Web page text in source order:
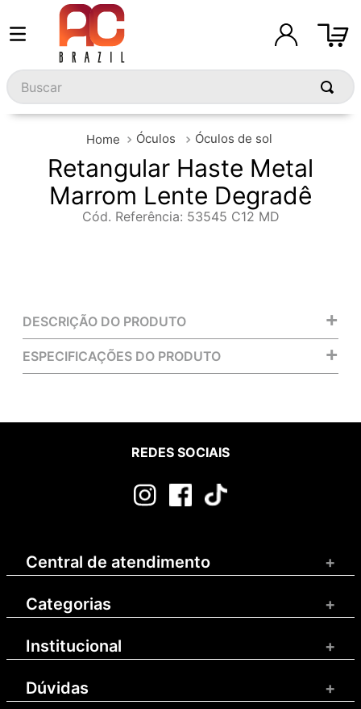
Buscar
Óculos Óculos de sol
Retangular Haste Metal
Marrom Lente Degradê
Cód. Referência: 53545 C12 MD
DESCRIÇÃO DO PRODUTO +
ESPECIFICAÇÕES DO PRODUTO +
REDES SOCIAIS
Central de atendimento +
Categorias +
Institucional +
Dúvidas +